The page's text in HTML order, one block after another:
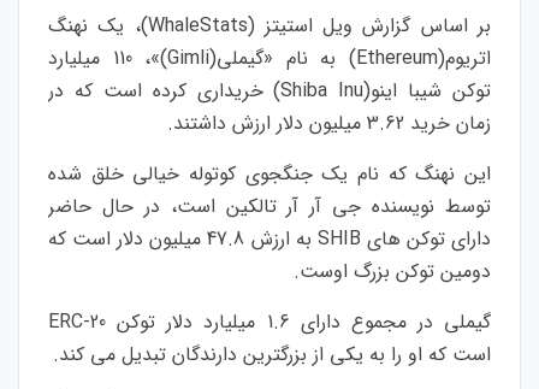
بر اساس گزارش ویل استیتز (WhaleStats)، یک نهنگ
اتریوم(Ethereum) به نام «گیملی(Gimli
)»، 110 میلیارد
توکن شیبا اینو(Shiba Inu) خریداری کرده است که در
زمان خرید 3.62 میلیون دلار ارزش داشتند.
این نهنگ که نام یک جنگجوی کوتوله خیالی خلق شده
توسط نویسنده جی آر آر تالکین است، در حال حاضر
دارای توکن های SHIB
به ارزش 47.8 میلیون دلار است که
دومین توکن بزرگ اوست.
گیملی در مجموع دارای 1.6 میلیارد دلار توکن
ERC-20
است که او را به یکی از بزرگترین دارندگان تبدیل می کند.